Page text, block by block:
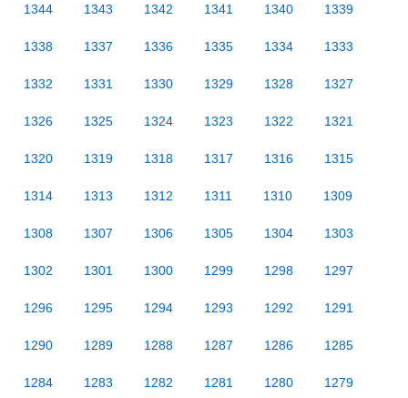
1344 1343 1342 1341 1340 1339
1338 1337 1336 1335 1334 1333
1332 1331 1330 1329 1328 1327
1326 1325 1324 1323 1322 1321
1320 1319 1318 1317 1316 1315
1314 1313 1312 1311 1310 1309
1308 1307 1306 1305 1304 1303
1302 1301 1300 1299 1298 1297
1296 1295 1294 1293 1292 1291
1290 1289 1288 1287 1286 1285
1284 1283 1282 1281 1280 1279